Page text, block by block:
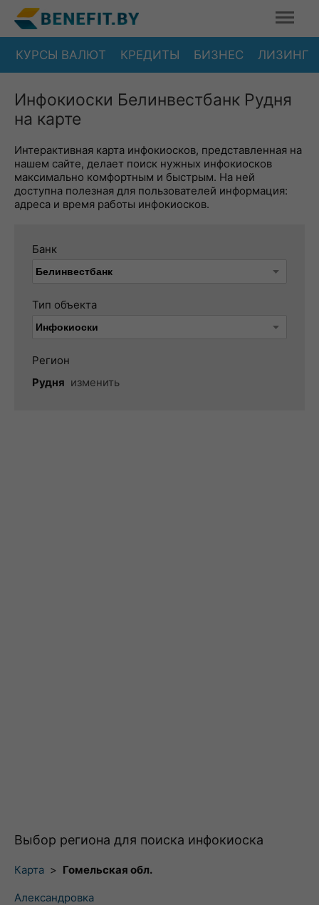
КУРСЫ ВАЛЮТ КРЕДИТЫ БИЗНЕС ЛИЗИНГ
Инфокиоски Белинвестбанк Рудня
на карте
Интерактивная карта инфокиосков, представленная на
нашем сайте, делает поиск нужных инфокиосков
максимально комфортным и быстрым. На ней
доступна полезная для пользователей информация:
адреса и время работы инфокиосков.
Банк
Тип объекта
Регион
Рудня изменить
Выбор региона для поиска инфокиоска
Карта > Гомельская обл.
Александровка